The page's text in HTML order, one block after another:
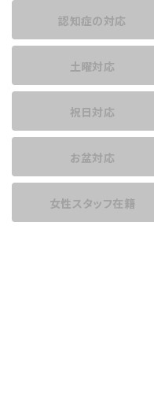
認知症の対応
土曜対応
祝日対応
お盆対応
女性スタッフ在籍